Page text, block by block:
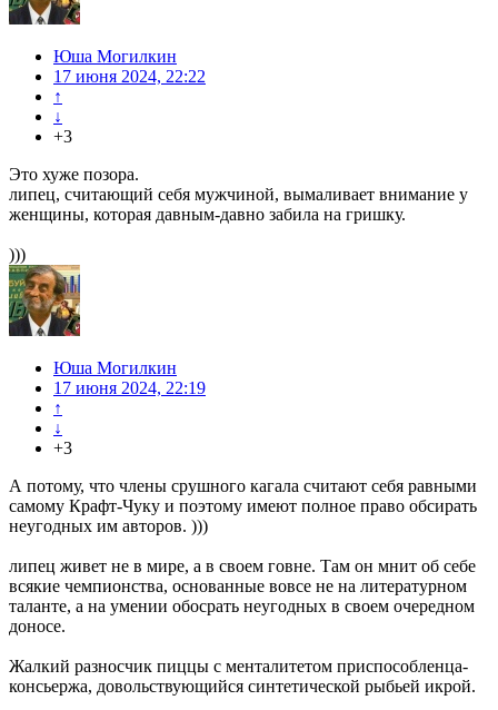
Юша Могилкин
17 июня 2024, 22:22
↑
↓
+3
Это хуже позора.
липец, считающий себя мужчиной, вымаливает внимание у
женщины, которая давным-давно забила на гришку.
)))
Юша Могилкин
17 июня 2024, 22:19
↑
↓
+3
А потому, что члены срушного кагала считают себя равными
самому Крафт-Чуку и поэтому имеют полное право обсирать
неугодных им авторов. )))
липец живет не в мире, а в своем говне. Там он мнит об себе
всякие чемпионства, основанные вовсе не на литературном
таланте, а на умении обосрать неугодных в своем очередном
доносе.
Жалкий разносчик пиццы с менталитетом приспособленца-
консьержа, довольствующийся синтетической рыбьей икрой.